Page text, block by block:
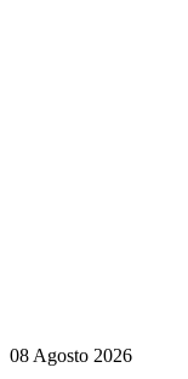
08 Agosto 2026